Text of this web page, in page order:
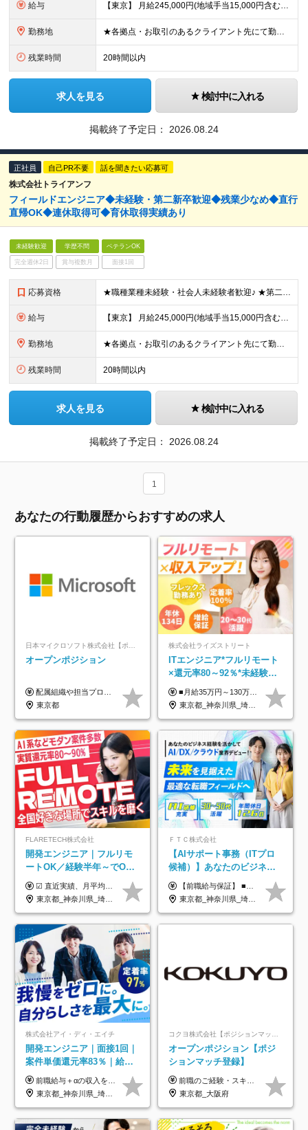
給与 【東京】 月給245,000円(地域手当15,000円含む)+通信手当(5,000円)+諸手当(該当した場合) 【その他の地域】 月給230,000円+通信手当(5,000円)+諸手当(該当した場合)
勤務地 ★各拠点・お取引のあるクライアント先にて勤務いただきます。 ★家賃補助あり※会社都合の引越しが発生した場合 ■拠点 名古屋本社／愛知県名古屋市中区上前津2-14-15 第一住建上前津ビル 6F 東京
残業時間 20時間以内
求人を見る 検討中に入れる
掲載終了予定日： 2026.08.24
正社員 自己PR不要 話を聞きたい応募可
株式会社トライアンフ
フィールドエンジニア◆未経験・第二新卒歓迎◆残業少なめ◆直行
直帰OK◆連休取得可◆育休取得実績あり
未経験歓迎 学歴不問 ベテランOK
完全週休2日 賞与複数月 面接1回
応募資格 ★職種業種未経験・社会人未経験者歓迎♪ ★第二新卒やブランクありもOK！ ■学歴不問 ■要普免(AT限定可) └現在取得中(教習所に通っている場合)の方も一度ご相談ください ☆IT知識やスキルは
給与 【東京】 月給245,000円(地域手当15,000円含む)+通信手当(5,000円)+諸手当(該当した場合) 【その他の地域】 月給230,000円+通信手当(5,000円)+諸手当(該当した場合)
勤務地 ★各拠点・お取引のあるクライアント先にて勤務いただきます ★家賃補助あり※会社都合の引越しが発生した場合 ■拠点 名古屋本社／愛知県名古屋市中区上前津2-14-15 第一住建上前津ビル 6F 東京オ
残業時間 20時間以内
求人を見る 検討中に入れる
掲載終了予定日： 2026.08.24
1
あなたの行動履歴からおすすめの求人
日本マイクロソフト株式会社【ポジションマッチ登録】
オープンポジション
配属組織や担当プロジェクトにより異なります。 ▼参考情報 ----------------------- 年俸650万～（1/12を月々支給） ※経験、能力を考慮の上、当社規定により優遇いたします。 ※時間外、休日出勤、深夜手当に対する賃金も基本年俸に含みます。
東京都
株式会社ライズストリート
ITエンジニア*フルリモート
×還元率80～92％*未経験歓
迎*年休134日*月給35万～*
定着率100%
■月給35万円～130万円＋賞与年2回＋各種手当 ※システムエンジニアの経験をお持ちの方は月給41万円以上＋賞与年2回（108万円～）＋手当 ■単価（年収）アップのチャンスは最大年12回 ※残業代は1分単位で100％全額支給。サービス残業などは一切ありません ※試用期間6ヵ月（試用期間中の待遇・給与に差はありません）
東京都_神奈川県_埼玉県_千葉県_大阪府_愛知県_北海道_青森県_岩手県_宮城県_秋田県_山形県_福島県_茨城県_栃木県_群馬県_新潟県_山梨県_長野県_富山県_石川県_福井県_静岡県_岐阜県_三重県_兵庫県_京都府_滋賀県_奈良県_和歌山県_広島県_岡山県_鳥取県_島根県_山口県_徳島県_香川県_愛媛県_高知県_福岡県_熊本県_佐賀県_長崎県_大分県_宮崎県_鹿児島県_沖縄県
FLARETECH株式会社
開発エンジニア｜フルリモ
ートOK／経験半年～でOK
／実質還元率80～90%／前
給保証／AI系など最先端案
件多数
☑︎ 直近実績、月平均17,000円の昇給 ☑︎ 前職給与100%保証 ☑︎ 実質還元率80～90% ☑︎ 待機時も給与は満額支給 月給35万円～70万円＋交通費など各種手当 ※想定年収：4,200,000円～10,560,000円 ※経験・能力等を考慮の上で決定します。 ※上記金額には、みなし残業手当（50時間分・104,000円～212,000円）を含みます。超過分は別途追加支給します。 ┗残業時間は月平均10時間、多い時でも20時間程度と安定しております ★単価連動型の給与体系ではないため、万が一待機になってもその間の給与は満額支給しています。 ＜1年間の昇給事例をご紹介！＞ ・20代/フロントエンドエンジニア：月給274,000円→月給362,000円（＋88,000円/月） ・20代/iOSエンジニア：月給237,000円→月給287,000円（＋50,000円/月） ・20代/Androidエンジニア：月給316,000円→月給374,000円（＋58,000円/月） ・30代/Javaエンジニア（上流）：月給340,000円→月給418,000円（＋78,000円/月） ・30代/PMO：月給340,000円→月給418,000円（＋78,000円/月）
東京都_神奈川県_埼玉県_千葉県_大阪府_愛知県_北海道_青森県_岩手県_宮城県_秋田県_山形県_福島県_茨城県_栃木県_群馬県_新潟県_山梨県_長野県_富山県_石川県_福井県_静岡県_岐阜県_三重県_兵庫県_京都府_滋賀県_奈良県_和歌山県_広島県_岡山県_鳥取県_島根県_山口県_徳島県_香川県_愛媛県_高知県_福岡県_熊本県_佐賀県_長崎県_大分県_宮崎県_鹿児島県_沖縄県
ＦＴＣ株式会社
【AIサポート事務（ITプロ
候補）】あなたのビジネス
経験をAI業界で活かす◆IT
未経験OK◆目指せるコンサ
ル
【前職給与保証】 ■未経験者： 月給30万円～35万円 ■ローキャリア（経験目安1年程度）： 月給35万円～40万円 ■経験者（経験目安3年以上）： 月給40万円～60万円 ■即戦力（経験目安5年以上）： 月給45万円～80万円 ※上記金額には固定残業代30時間分 【未経験者5万5000円～7万3000円、 ローキャリア6万4000円～7万3000円、 経験者5万8000円～10万9000円、 即戦力8万2000円～14万5000円】を含みます。 ※30時間を超える場合は追加で全額支給します。 ※経験・能力・前職給与などを総合的に評価したうえでご納得いただけるよう個別決定。 未経験者の場合、前職給与とポテンシャルを査定のうえ決定いたします。 ※日本国内でのIT業界経験、または同等の実務経験と能力に応じて決定します。 ※前職給与は日本円かつ、日本国内での実績に基づき評価します。 【納得の評価システム】 ★クォーター毎に査定する評価制度導入！ 明確な評価基準で翌年度年収を上げましょう！ ★評価対象期間に在籍中のほとんどの社員が昇給し 年収アップを実現しています！ ★様々なインセンティブ制度を用意し多角的に正当評価しています！ ※試用期間6カ月（期間中の待遇等に差異なし）
東京都_神奈川県_埼玉県_千葉県
株式会社アイ・ディ・エイチ
開発エンジニア｜面接1回｜
案件単価還元率83％｜給与
UP保証｜年休140日｜在宅
利用率9割｜独立支援・副業
制度
前職給与＋αの収入を保証 月給42万円～120万円＋各種手当＋賞与 給与基準が明確かつ高還元です。 一人ひとりが安定した環境のもと、長く活躍できる職場を目指しています。 ※平均年収650万円 ・還元率83％ ・各種手当について 職能手当／職務手当／資格手当／営業手当 など ※前職での経験・能力、給与などを考慮の上、当社規定により優遇いたします ※試用期間あり（3ヶ月／期間中の条件に変動はありません） ※上記金額には固定残業代（78,948円～225,564円/月30時間分）を含みます 超過分は別途全額支給いたします ・年収UPを保証 過去には転職時に〈年収200万円UP〉したエンジニアも在籍しています。入社時だけでなく、入社後も安心の給与水準で働ける環境です。キャリアや技術力が正当に評価されていないと感じていたら、一度面接でお話ししましょう！ 当社では管理職の人数は最低限にし、無駄な管理をしません。その費用削減分を社員の給与に還元しています！
東京都_神奈川県_埼玉県_千葉県_大阪府_愛知県_北海道_青森県_岩手県_宮城県_秋田県_山形県_福島県_茨城県_栃木県_群馬県_新潟県_山梨県_長野県_富山県_石川県_福井県_静岡県_岐阜県_三重県_兵庫県_京都府_滋賀県_奈良県_和歌山県_広島県_岡山県_鳥取県_島根県_山口県_徳島県_香川県_愛媛県_高知県_福岡県_熊本県_佐賀県_長崎県_大分県_宮崎県_鹿児島県_沖縄県
オープンポジション【ポジ
ションマッチ登録】
前職のご経験・スキル等を考慮して決定します。
東京都_大阪府